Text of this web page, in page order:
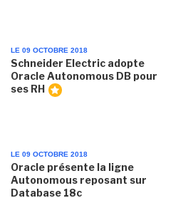
LE 09 OCTOBRE 2018
Schneider Electric adopte
Oracle Autonomous DB pour
ses RH
LE 09 OCTOBRE 2018
Oracle présente la ligne
Autonomous reposant sur
Database 18c